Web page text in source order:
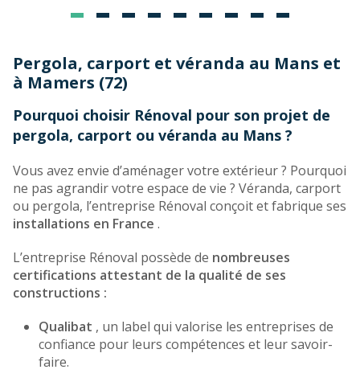
Pergola, carport et véranda au Mans et
à Mamers (72)
Pourquoi choisir Rénoval pour son projet de
pergola, carport ou véranda au Mans ?
Vous avez envie d’aménager votre extérieur ? Pourquoi
ne pas agrandir votre espace de vie ? Véranda, carport
ou pergola, l’entreprise Rénoval conçoit et fabrique ses
installations en France .
L’entreprise Rénoval possède de nombreuses
certifications attestant de la qualité de ses
constructions :
Qualibat , un label qui valorise les entreprises de
confiance pour leurs compétences et leur savoir-
faire.